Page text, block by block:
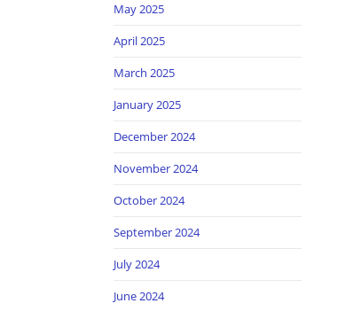
May 2025
April 2025
March 2025
January 2025
December 2024
November 2024
October 2024
September 2024
July 2024
June 2024